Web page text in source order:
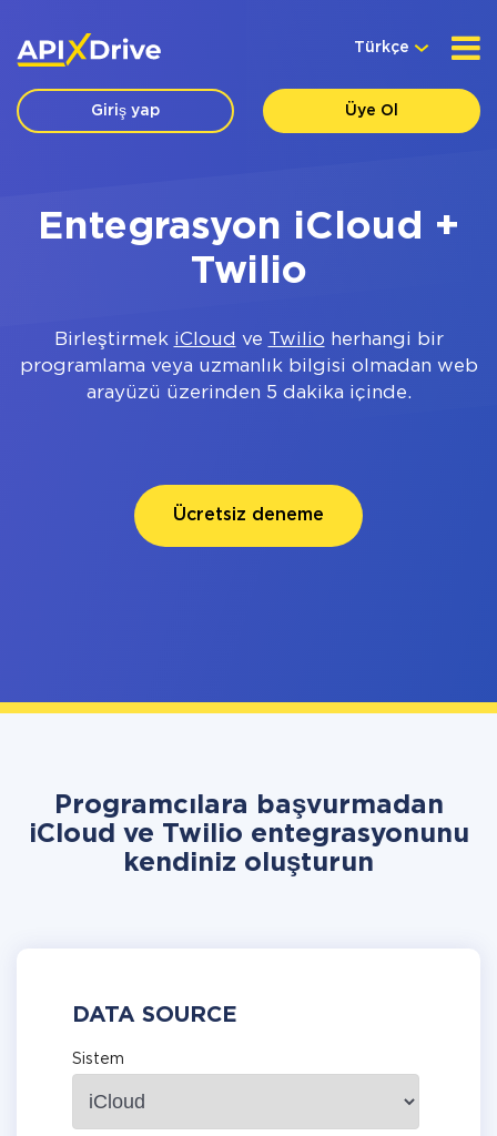
Türkçe
Giriş yap Üye Ol
Entegrasyon iCloud +
Twilio
Birleştirmek iCloud ve Twilio herhangi bir
programlama veya uzmanlık bilgisi olmadan web
arayüzü üzerinden 5 dakika içinde.
Ücretsiz deneme
Programcılara başvurmadan
iCloud ve Twilio entegrasyonunu
kendiniz oluşturun
DATA SOURCE
Sistem